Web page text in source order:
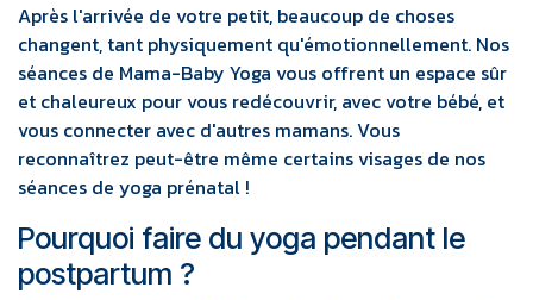
Après l'arrivée de votre petit, beaucoup de choses
changent, tant physiquement qu'émotionnellement. Nos
séances de Mama-Baby Yoga vous offrent un espace sûr
et chaleureux pour vous redécouvrir, avec votre bébé, et
vous connecter avec d'autres mamans. Vous
reconnaîtrez peut-être même certains visages de nos
séances de yoga prénatal !
Pourquoi faire du yoga pendant le
postpartum ?